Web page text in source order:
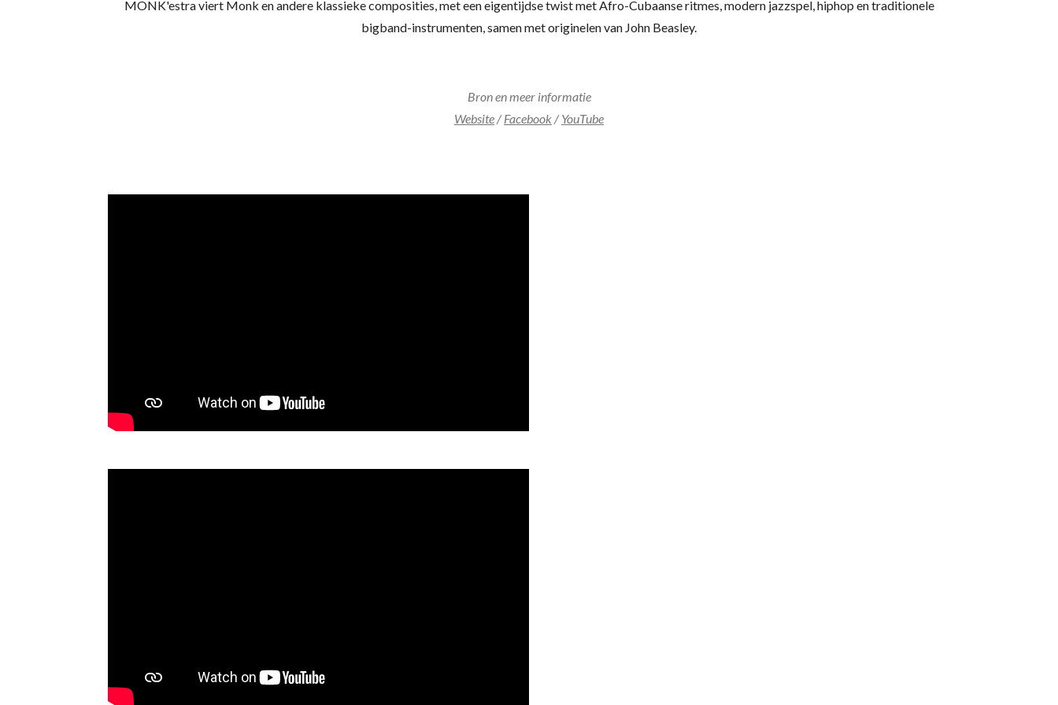
MONK'estra viert Monk en andere klassieke composities, met een eigentijdse twist met Afro-Cubaanse ritmes, modern jazzspel, hiphop en traditionele
bigband-instrumenten, samen met originelen van John Beasley.
Bron en meer informatie
Website/Facebook/YouTube